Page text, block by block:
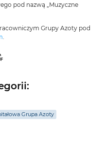
pod nazwą „Muzyczne
Grupy Azoty pod
Grupa Azoty